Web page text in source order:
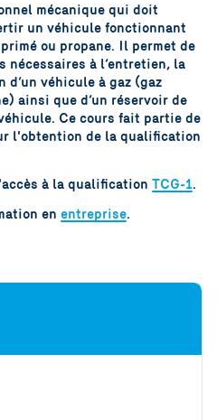
mécanique qui doit
un véhicule fonctionnant
ou propane. Il permet de
nécessaires à l’entretien, la
véhicule à gaz (gaz
ainsi que d’un réservoir de
Ce cours fait partie de
l'obtention de la qualification
à la qualificationTCG-1.
enentreprise.